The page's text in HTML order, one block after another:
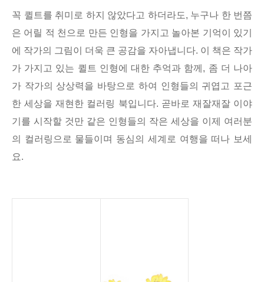
꼭 퀼트를 취미로 하지 않았다고 하더라도, 누구나 한 번쯤
은 어릴 적 천으로 만든 인형을 가지고 놀아본 기억이 있기
에 작가의 그림이 더욱 큰 공감을 자아냅니다. 이 책은 작가
가 가지고 있는 퀼트 인형에 대한 추억과 함께, 좀 더 나아
가 작가의 상상력을 바탕으로 하여 인형들의 귀엽고 포근
한 세상을 재현한 컬러링 북입니다. 곧바로 재잘재잘 이야
기를 시작할 것만 같은 인형들의 작은 세상을 이제 여러분
의 컬러링으로 물들이며 동심의 세계로 여행을 떠나 보세
요.